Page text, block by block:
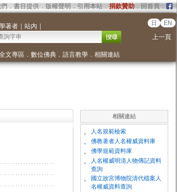
． 書目提供． 版權聲明 ． 引用本站． 捐款贊助．回首頁．
著者｜ 站內 ｜ 日 EN
上一頁
文專區 ． 數位佛典． 語言教學． 相關連結
相關連結
。 人名規範檢索
。 佛教著者人名權威資料庫
。 佛學規範資料庫
。
人名權威明清人物傳記資料
查詢
。
國立故宮博物院清代檔案人
名權威資料查詢